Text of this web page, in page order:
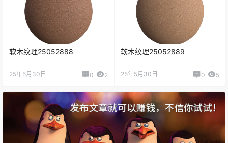
软木纹理25052888
25年5月30日 0 2
软木纹理25052889
25年5月30日 0 5